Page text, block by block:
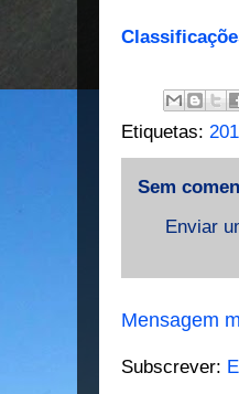
Etiquetas:
Sem
Enviar
Mensagem
Subscrever: